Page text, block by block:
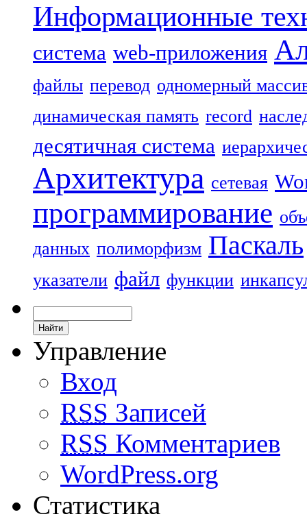
Информационные
система web-приложения
файлы перевод одномерный
динамическая память record
десятичная система
Архитектура сетевая
программирование
данных полиморфизм Паскаль
указатели файл функции
Управление
Вход
RSS Записей
RSS Комментариев
WordPress.org
Статистика